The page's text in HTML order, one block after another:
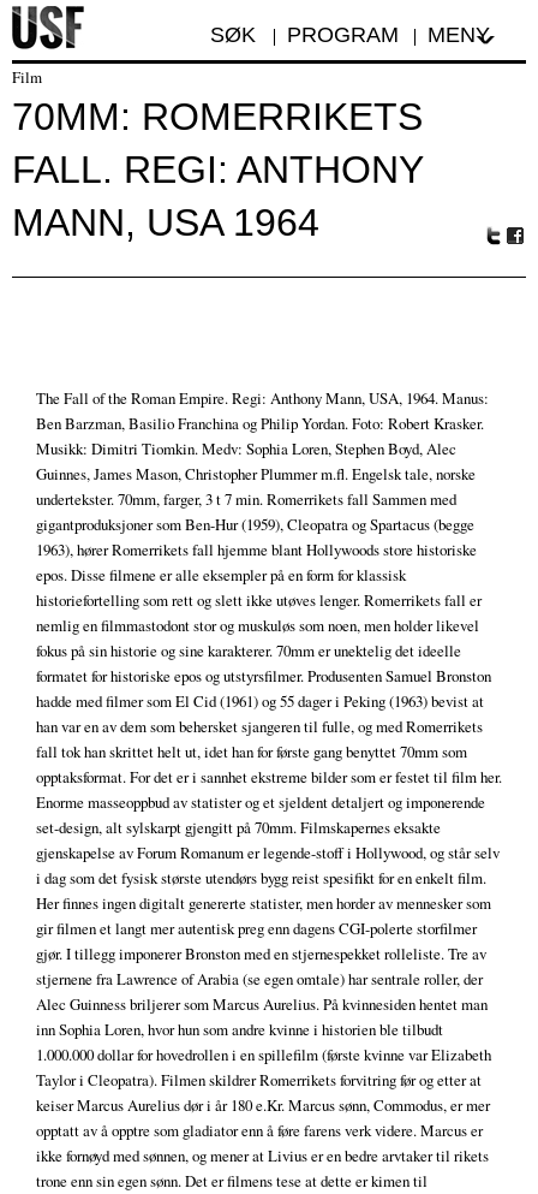
SØK PROGRAM MENY
Film
70MM: ROMERRIKETS
FALL. REGI: ANTHONY
MANN, USA 1964
The Fall of the Roman Empire. Regi: Anthony Mann, USA, 1964. Manus:
Ben Barzman, Basilio Franchina og Philip Yordan. Foto: Robert Krasker.
Musikk: Dimitri Tiomkin. Medv: Sophia Loren, Stephen Boyd, Alec
Guinnes, James Mason, Christopher Plummer m.fl. Engelsk tale, norske
undertekster. 70mm, farger, 3 t 7 min. Romerrikets fall Sammen med
gigantproduksjoner som Ben-Hur (1959), Cleopatra og Spartacus (begge
1963), hører Romerrikets fall hjemme blant Hollywoods store historiske
epos. Disse filmene er alle eksempler på en form for klassisk
historiefortelling som rett og slett ikke utøves lenger. Romerrikets fall er
nemlig en filmmastodont stor og muskuløs som noen, men holder likevel
fokus på sin historie og sine karakterer. 70mm er unektelig det ideelle
formatet for historiske epos og utstyrsfilmer. Produsenten Samuel Bronston
hadde med filmer som El Cid (1961) og 55 dager i Peking (1963) bevist at
han var en av dem som behersket sjangeren til fulle, og med Romerrikets
fall tok han skrittet helt ut, idet han for første gang benyttet 70mm som
opptaksformat. For det er i sannhet ekstreme bilder som er festet til film her.
Enorme masseoppbud av statister og et sjeldent detaljert og imponerende
set-design, alt sylskarpt gjengitt på 70mm. Filmskapernes eksakte
gjenskapelse av Forum Romanum er legende-stoff i Hollywood, og står selv
i dag som det fysisk største utendørs bygg reist spesifikt for en enkelt film.
Her finnes ingen digitalt genererte statister, men horder av mennesker som
gir filmen et langt mer autentisk preg enn dagens CGI-polerte storfilmer
gjør. I tillegg imponerer Bronston med en stjernespekket rolleliste. Tre av
stjernene fra Lawrence of Arabia (se egen omtale) har sentrale roller, der
Alec Guinness briljerer som Marcus Aurelius. På kvinnesiden hentet man
inn Sophia Loren, hvor hun som andre kvinne i historien ble tilbudt
1.000.000 dollar for hovedrollen i en spillefilm (første kvinne var Elizabeth
Taylor i Cleopatra). Filmen skildrer Romerrikets forvitring før og etter at
keiser Marcus Aurelius dør i år 180 e.Kr. Marcus sønn, Commodus, er mer
opptatt av å opptre som gladiator enn å føre farens verk videre. Marcus er
ikke fornøyd med sønnen, og mener at Livius er en bedre arvtaker til rikets
trone enn sin egen sønn. Det er filmens tese at dette er kimen til